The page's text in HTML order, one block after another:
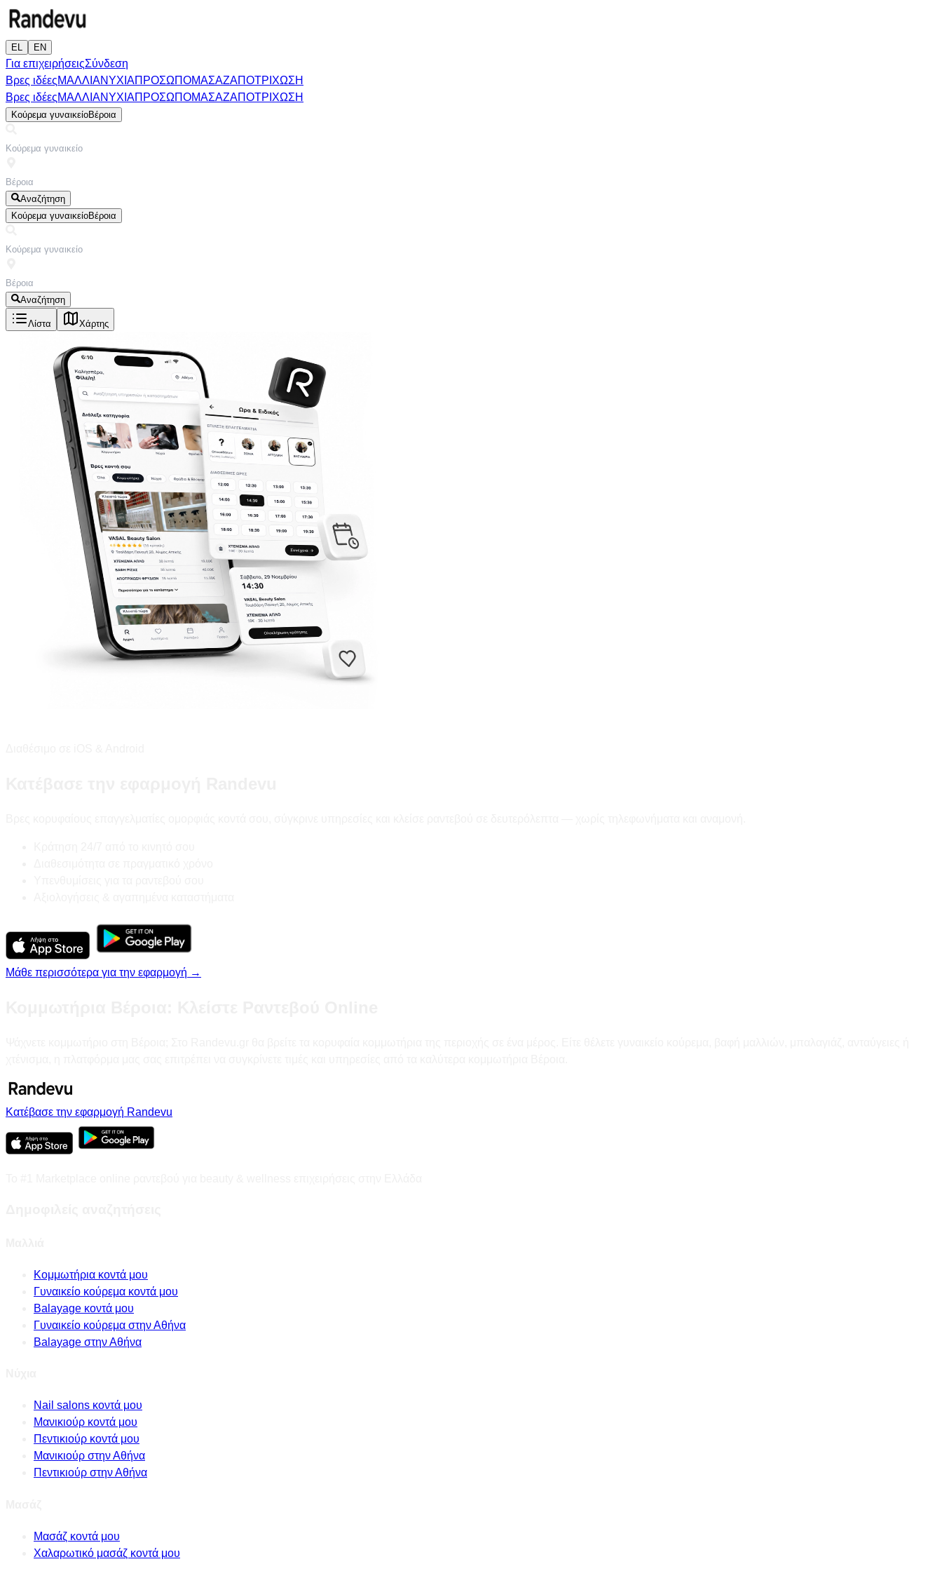
EL EN
Για επιχειρήσειςΣύνδεση
Βρες ιδέεςΜΑΛΛΙΑΝΥΧΙΑΠΡΟΣΩΠΟΜΑΣΑΖΑΠΟΤΡΙΧΩΣΗ
Βρες ιδέεςΜΑΛΛΙΑΝΥΧΙΑΠΡΟΣΩΠΟΜΑΣΑΖΑΠΟΤΡΙΧΩΣΗ
Κούρεμα γυναικείοΒέροια
Αναζήτηση
Κούρεμα γυναικείοΒέροια
Αναζήτηση
Λίστα Χάρτης
Μάθε περισσότερα για την εφαρμογή →
Κατέβασε την εφαρμογή Randevu
Κομμωτήρια κοντά μου
Γυναικείο κούρεμα κοντά μου
Balayage κοντά μου
Γυναικείο κούρεμα στην Αθήνα
Balayage στην Αθήνα
Nail salons κοντά μου
Μανικιούρ κοντά μου
Πεντικιούρ κοντά μου
Μανικιούρ στην Αθήνα
Πεντικιούρ στην Αθήνα
Μασάζ κοντά μου
Χαλαρωτικό μασάζ κοντά μου